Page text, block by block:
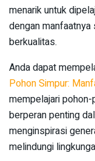
menarik untuk
dengan
berkualitas.
Anda dapat
Pohon Simpur:
mempelajari
berperan penting
menginspirasi
melindungi